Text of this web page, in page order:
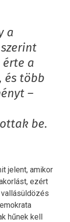
a
érte a
és több
–
be.
jelent, amikor
ezért
hűnek kell